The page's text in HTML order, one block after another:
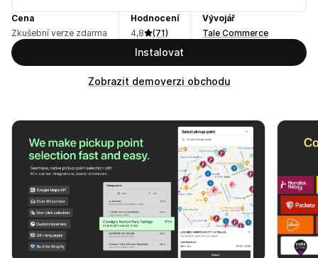
Cena
Zkušební verze zdarma
Hodnocení
4,8
(71)
Vývojář
Tale Commerce
Instalovat
Zobrazit demoverzi obchodu